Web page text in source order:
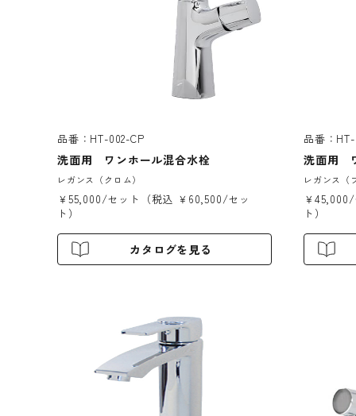
品番：HT-002-CP
洗面用 ワンホール混合水栓
レガンス（クロム）
￥55,000/セット（税込 ￥60,500/セッ
ト）
カタログを見る
品番：
洗面用
レガンス（
￥
ト）